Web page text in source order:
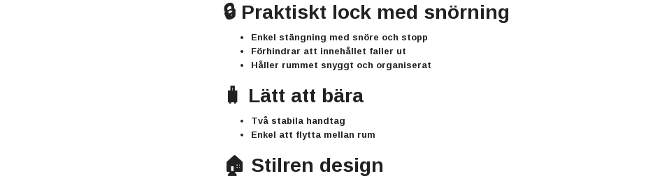
🔒 Praktiskt lock med snörning
Enkel stängning med snöre och stopp
Förhindrar att innehållet faller ut
Håller rummet snyggt och organiserat
🧳 Lätt att bära
Två stabila handtag
Enkel att flytta mellan rum
🏠 Stilren design